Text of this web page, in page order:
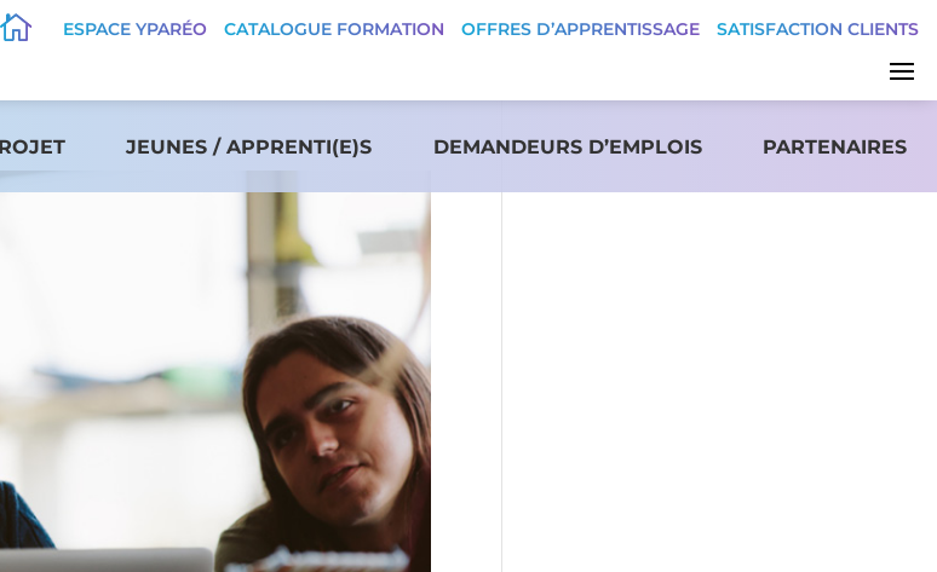
 ESPACE YPARÉO CATALOGUE FORMATION OFFRES D’APPRENTISSAGE SATISFACTION CLIENTS
JEUNES / APPRENTI(E)S DEMANDEURS D’EMPLOIS PARTENAIRES